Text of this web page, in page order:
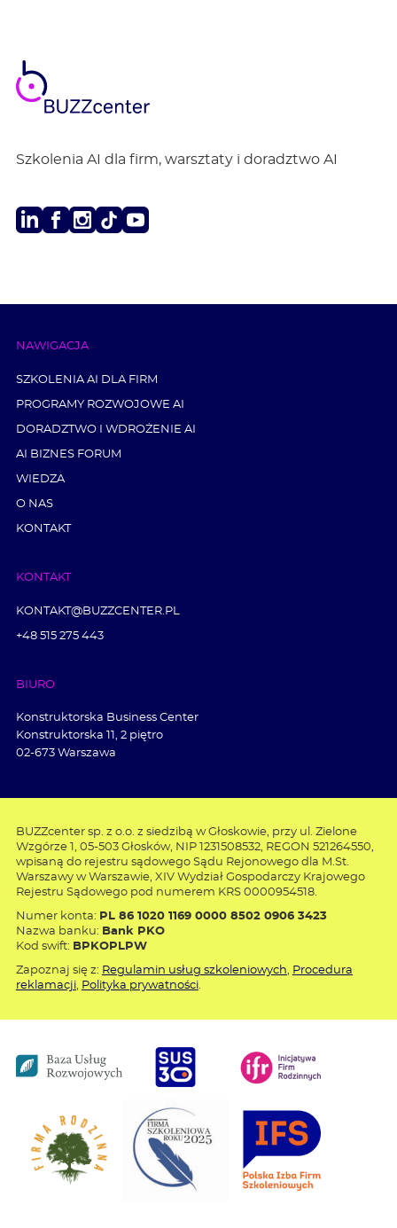
Szkolenia AI dla firm, warsztaty i doradztwo AI
LinkedInFacebook
Instagram
NAWIGACJA
SZKOLENIA AI DLA FIRM
PROGRAMY ROZWOJOWE AI
DORADZTWO I WDROŻENIE AI
AI BIZNES FORUM
WIEDZA
O NAS
KONTAKT
KONTAKT
KONTAKT@BUZZCENTER.PL
+48 515 275 443
BIURO
Konstruktorska Business Center
Konstruktorska 11, 2 piętro
02-673 Warszawa
BUZZcenter sp. z o.o. z siedzibą w Głoskowie, przy ul. Zielone
Wzgórze 1, 05-503 Głosków, NIP 1231508532, REGON 521264550,
wpisaną do rejestru sądowego Sądu Rejonowego dla M.St.
Warszawy w Warszawie, XIV Wydział Gospodarczy Krajowego
Rejestru Sądowego pod numerem KRS 0000954518.
Numer konta: PL 86 1020 1169 0000 8502 0906 3423
Nazwa banku: Bank PKO
Kod swift: BPKOPLPW
Zapoznaj się z: Regulamin usług szkoleniowych, Procedura
reklamacji, Polityka prywatności.